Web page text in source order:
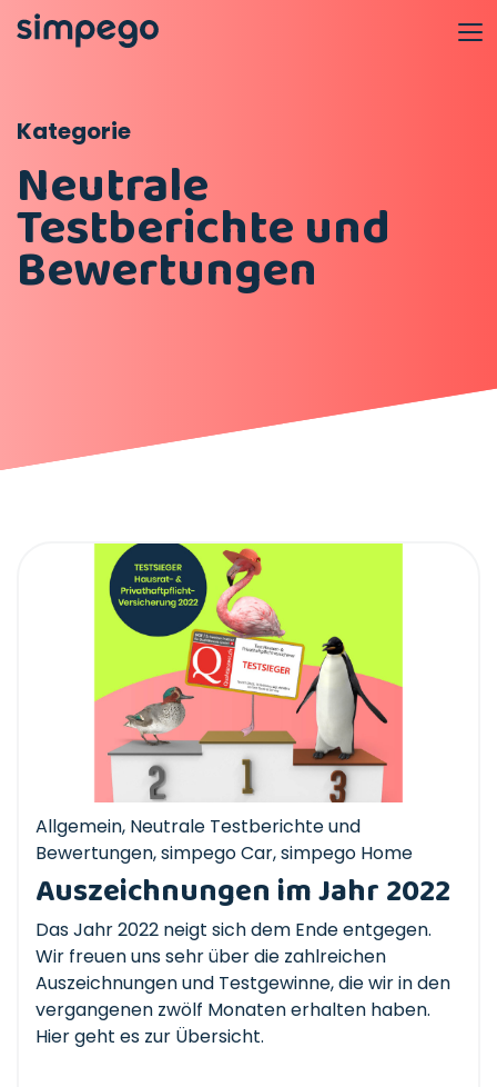
Kategorie
Neutrale
Testberichte und
Bewertungen
Allgemein, Neutrale Testberichte und
Bewertungen,simpego Car,simpego Home
Auszeichnungen im Jahr 2022
Das Jahr 2022 neigt sich dem Ende entgegen.
Wir freuen uns sehr über die zahlreichen
Auszeichnungen und Testgewinne, die wir in den
vergangenen zwölf Monaten erhalten haben.
Hier geht es zur Übersicht.